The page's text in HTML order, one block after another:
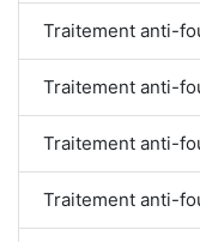
Traitement anti-
Traitement anti-
Traitement anti-
Traitement anti-